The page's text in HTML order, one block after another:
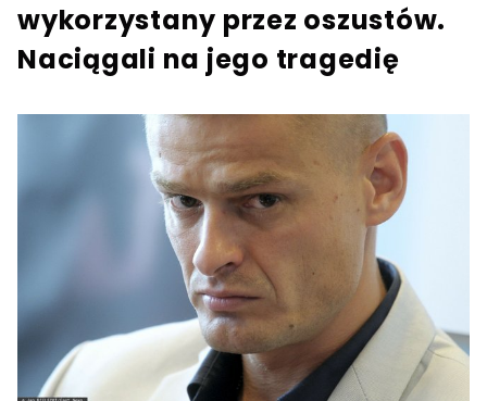
wykorzystany przez oszustów.
Naciągali na jego tragedię